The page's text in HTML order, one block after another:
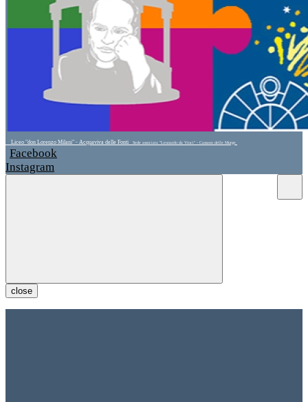
Liceo "don Lorenzo Milani" - Acquaviva delle Fonti Sede associata "Leonardo da Vinci" - Cassano delle Murge
Facebook
Instagram
close